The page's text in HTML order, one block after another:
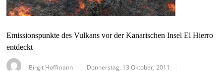
Emissionspunkte des Vulkans vor der Kanarischen Insel El Hierro
entdeckt
Birgit Hoffmann Donnerstag, 13 Oktober, 2011